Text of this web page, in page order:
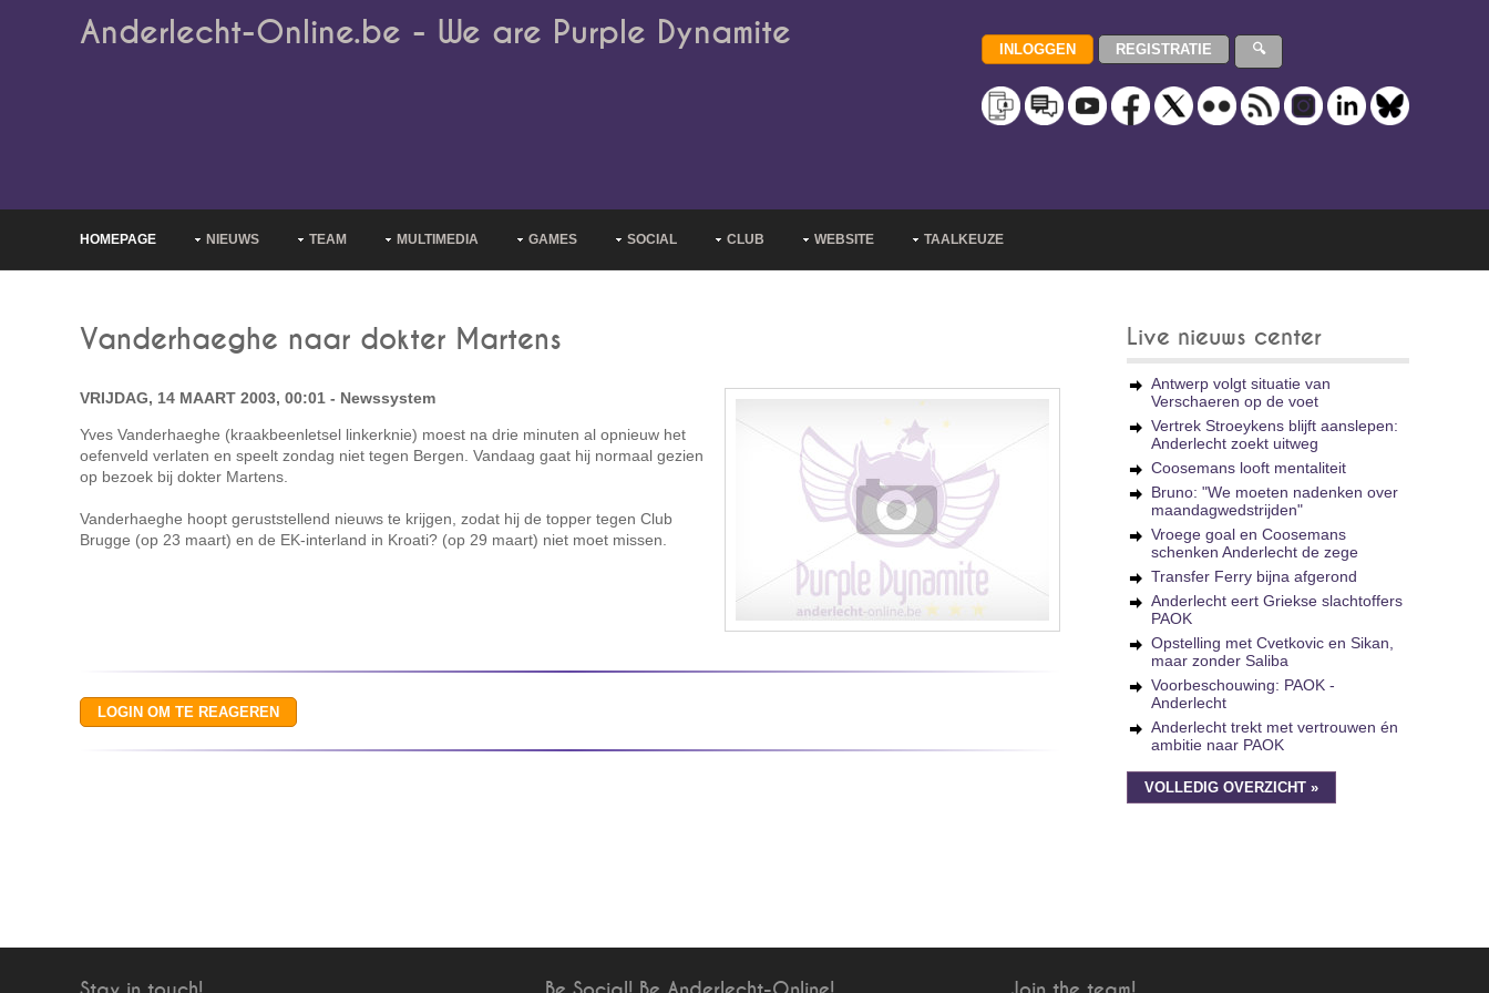
Anderlecht-Online.be - We are Purple Dynamite
HOMEPAGE NIEUWS TEAM MULTIMEDIA GAMES SOCIAL CLUB WEBSITE TAALKEUZE
Vanderhaeghe naar dokter Martens
VRIJDAG, 14 MAART 2003, 00:01 - Newssystem
Yves Vanderhaeghe (kraakbeenletsel linkerknie) moest na drie minuten al opnieuw het
oefenveld verlaten en speelt zondag niet tegen Bergen. Vandaag gaat hij normaal gezien
op bezoek bij dokter Martens.
Vanderhaeghe hoopt geruststellend nieuws te krijgen, zodat hij de topper tegen Club
Brugge (op 23 maart) en de EK-interland in Kroati? (op 29 maart) niet moet missen.
Live nieuws center
Antwerp volgt situatie van
Verschaeren op de voet
Vertrek Stroeykens blijft aanslepen:
Anderlecht zoekt uitweg
Coosemans looft mentaliteit
Bruno: "We moeten nadenken over
maandagwedstrijden"
Vroege goal en Coosemans
schenken Anderlecht de zege
Transfer Ferry bijna afgerond
Anderlecht eert Griekse slachtoffers
PAOK
Opstelling met Cvetkovic en Sikan,
maar zonder Saliba
Voorbeschouwing: PAOK -
Anderlecht
Anderlecht trekt met vertrouwen én
ambitie naar PAOK
VOLLEDIG OVERZICHT »